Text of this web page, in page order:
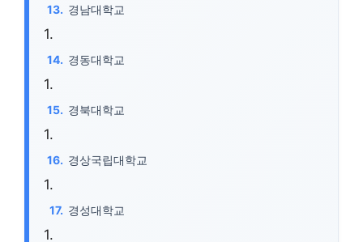
경남대학교
경동대학교
경북대학교
경상국립대학교
경성대학교